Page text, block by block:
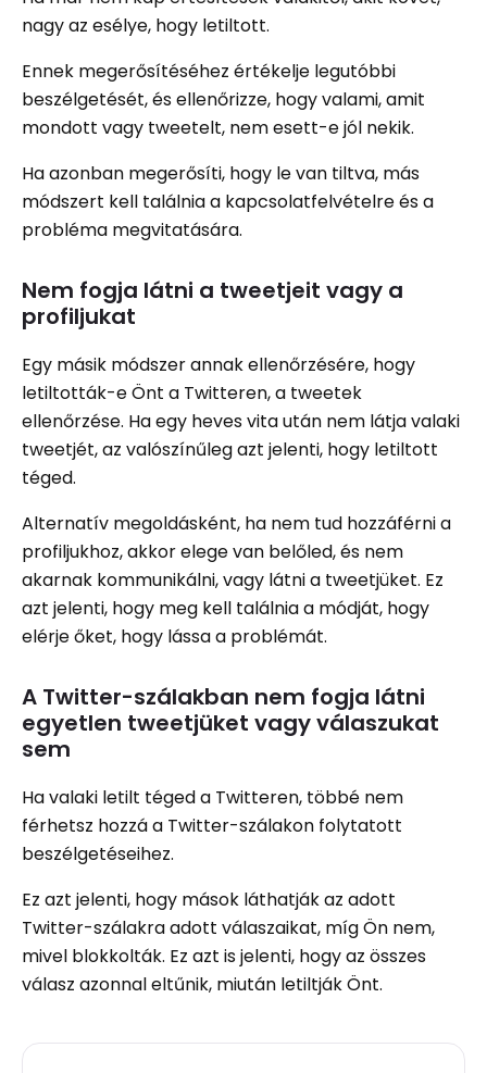
nagy az esélye, hogy letiltott.
Ennek megerősítéséhez értékelje legutóbbi
beszélgetését, és ellenőrizze, hogy valami, amit
mondott vagy tweetelt, nem esett-e jól nekik.
Ha azonban megerősíti, hogy le van tiltva, más
módszert kell találnia a kapcsolatfelvételre és a
probléma megvitatására.
Nem fogja látni a tweetjeit vagy a
profiljukat
Egy másik módszer annak ellenőrzésére, hogy
letiltották-e Önt a Twitteren, a tweetek
ellenőrzése. Ha egy heves vita után nem látja valaki
tweetjét, az valószínűleg azt jelenti, hogy letiltott
téged.
Alternatív megoldásként, ha nem tud hozzáférni a
profiljukhoz, akkor elege van belőled, és nem
akarnak kommunikálni, vagy látni a tweetjüket. Ez
azt jelenti, hogy meg kell találnia a módját, hogy
elérje őket, hogy lássa a problémát.
A Twitter-szálakban nem fogja látni
egyetlen tweetjüket vagy válaszukat
sem
Ha valaki letilt téged a Twitteren, többé nem
férhetsz hozzá a Twitter-szálakon folytatott
beszélgetéseihez.
Ez azt jelenti, hogy mások láthatják az adott
Twitter-szálakra adott válaszaikat, míg Ön nem,
mivel blokkolták. Ez azt is jelenti, hogy az összes
válasz azonnal eltűnik, miután letiltják Önt.